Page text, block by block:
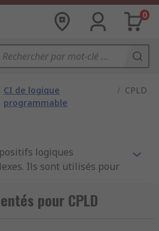
0
CI de logique
programmable
/ CPLD
logiques
Ils sont utilisés pour
Ils sont composés de
d'interconnexions
pour CPLD